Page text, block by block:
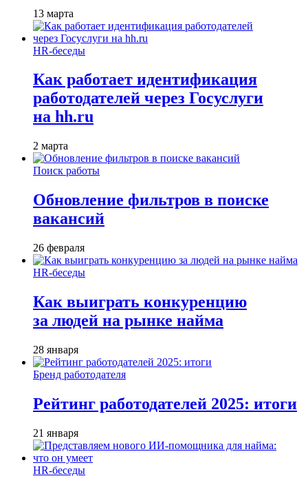
13 марта
HR-беседы
Как работает идентификация
работодателей через Госуслуги
на hh.ru
2 марта
Поиск работы
Обновление фильтров в поиске
вакансий
26 февраля
HR-беседы
Как выиграть конкуренцию
за людей на рынке найма
28 января
Бренд работодателя
Рейтинг работодателей 2025: итоги
21 января
HR-беседы